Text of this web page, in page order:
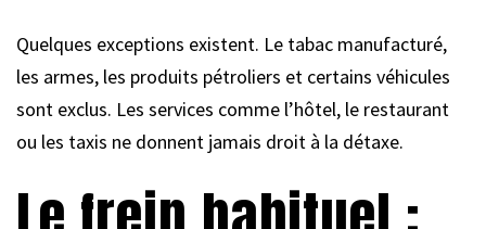
Quelques exceptions existent. Le tabac manufacturé,
les armes, les produits pétroliers et certains véhicules
sont exclus. Les services comme l’hôtel, le restaurant
ou les taxis ne donnent jamais droit à la détaxe.